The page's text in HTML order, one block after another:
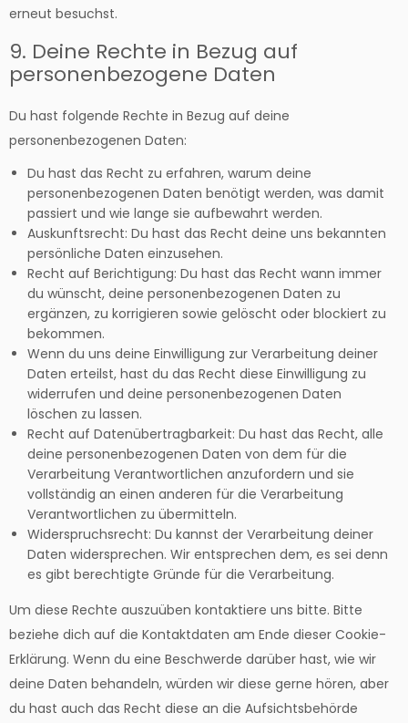
erneut besuchst.
9. Deine Rechte in Bezug auf
personenbezogene Daten
Du hast folgende Rechte in Bezug auf deine
personenbezogenen Daten:
Du hast das Recht zu erfahren, warum deine
personenbezogenen Daten benötigt werden, was damit
passiert und wie lange sie aufbewahrt werden.
Auskunftsrecht: Du hast das Recht deine uns bekannten
persönliche Daten einzusehen.
Recht auf Berichtigung: Du hast das Recht wann immer
du wünscht, deine personenbezogenen Daten zu
ergänzen, zu korrigieren sowie gelöscht oder blockiert zu
bekommen.
Wenn du uns deine Einwilligung zur Verarbeitung deiner
Daten erteilst, hast du das Recht diese Einwilligung zu
widerrufen und deine personenbezogenen Daten
löschen zu lassen.
Recht auf Datenübertragbarkeit: Du hast das Recht, alle
deine personenbezogenen Daten von dem für die
Verarbeitung Verantwortlichen anzufordern und sie
vollständig an einen anderen für die Verarbeitung
Verantwortlichen zu übermitteln.
Widerspruchsrecht: Du kannst der Verarbeitung deiner
Daten widersprechen. Wir entsprechen dem, es sei denn
es gibt berechtigte Gründe für die Verarbeitung.
Um diese Rechte auszuüben kontaktiere uns bitte. Bitte
beziehe dich auf die Kontaktdaten am Ende dieser Cookie-
Erklärung. Wenn du eine Beschwerde darüber hast, wie wir
deine Daten behandeln, würden wir diese gerne hören, aber
du hast auch das Recht diese an die Aufsichtsbehörde